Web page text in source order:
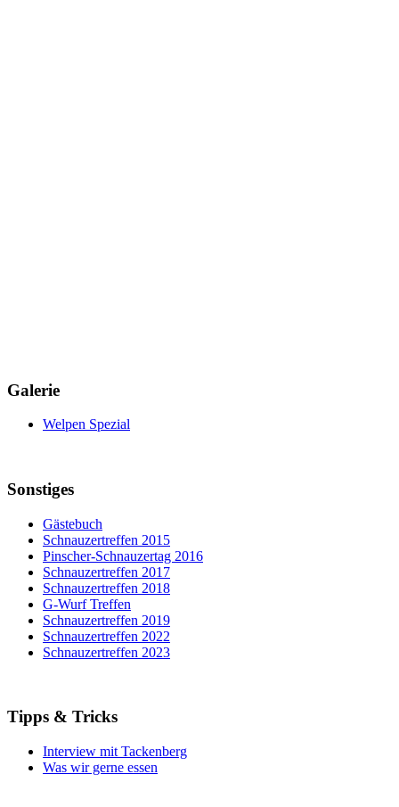
Galerie
Welpen Spezial
Sonstiges
Gästebuch
Schnauzertreffen 2015
Pinscher-Schnauzertag 2016
Schnauzertreffen 2017
Schnauzertreffen 2018
G-Wurf Treffen
Schnauzertreffen 2019
Schnauzertreffen 2022
Schnauzertreffen 2023
Tipps & Tricks
Interview mit Tackenberg
Was wir gerne essen